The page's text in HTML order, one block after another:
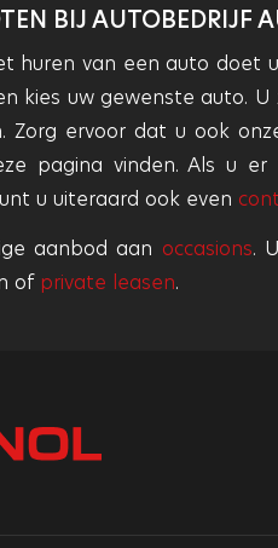
BIJ AUTOBEDRIJF
huren van een auto doet
kies uw gewenste auto.
Zorg ervoor dat u ook
pagina vinden. Als u
u uiteraard ook even
aanbod aan occasions.
of private leasen.